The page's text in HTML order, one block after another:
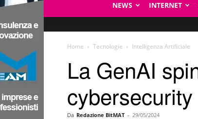
NEWS INTERNET
Home Tecnologie Intelligenza Artificiale
La GenAI
cybersecurity
Da Redazione BitMAT - 29/05/2024